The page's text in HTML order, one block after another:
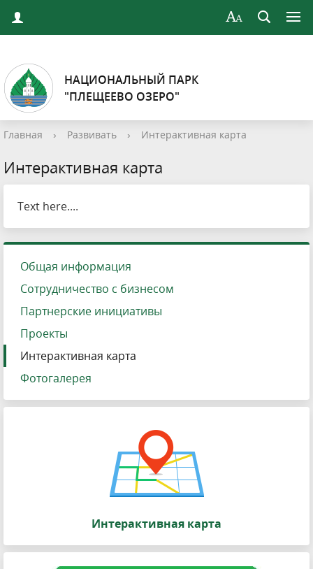
НАЦИОНАЛЬНЫЙ ПАРК
"ПЛЕЩЕЕВО ОЗЕРО"
Главная › Развивать › Интерактивная карта
Интерактивная карта
Text here....
Общая информация
Сотрудничество с бизнесом
Партнерские инициативы
Проекты
Интерактивная карта
Фотогалерея
Интерактивная карта